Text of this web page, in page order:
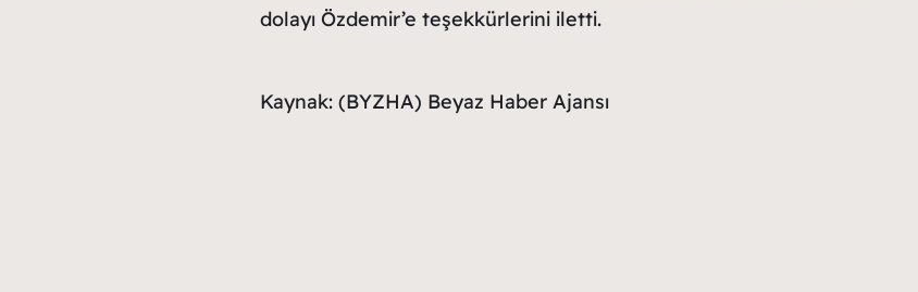
dolayı Özdemir’e teşekkürlerini iletti.
Kaynak: (BYZHA) Beyaz Haber Ajansı